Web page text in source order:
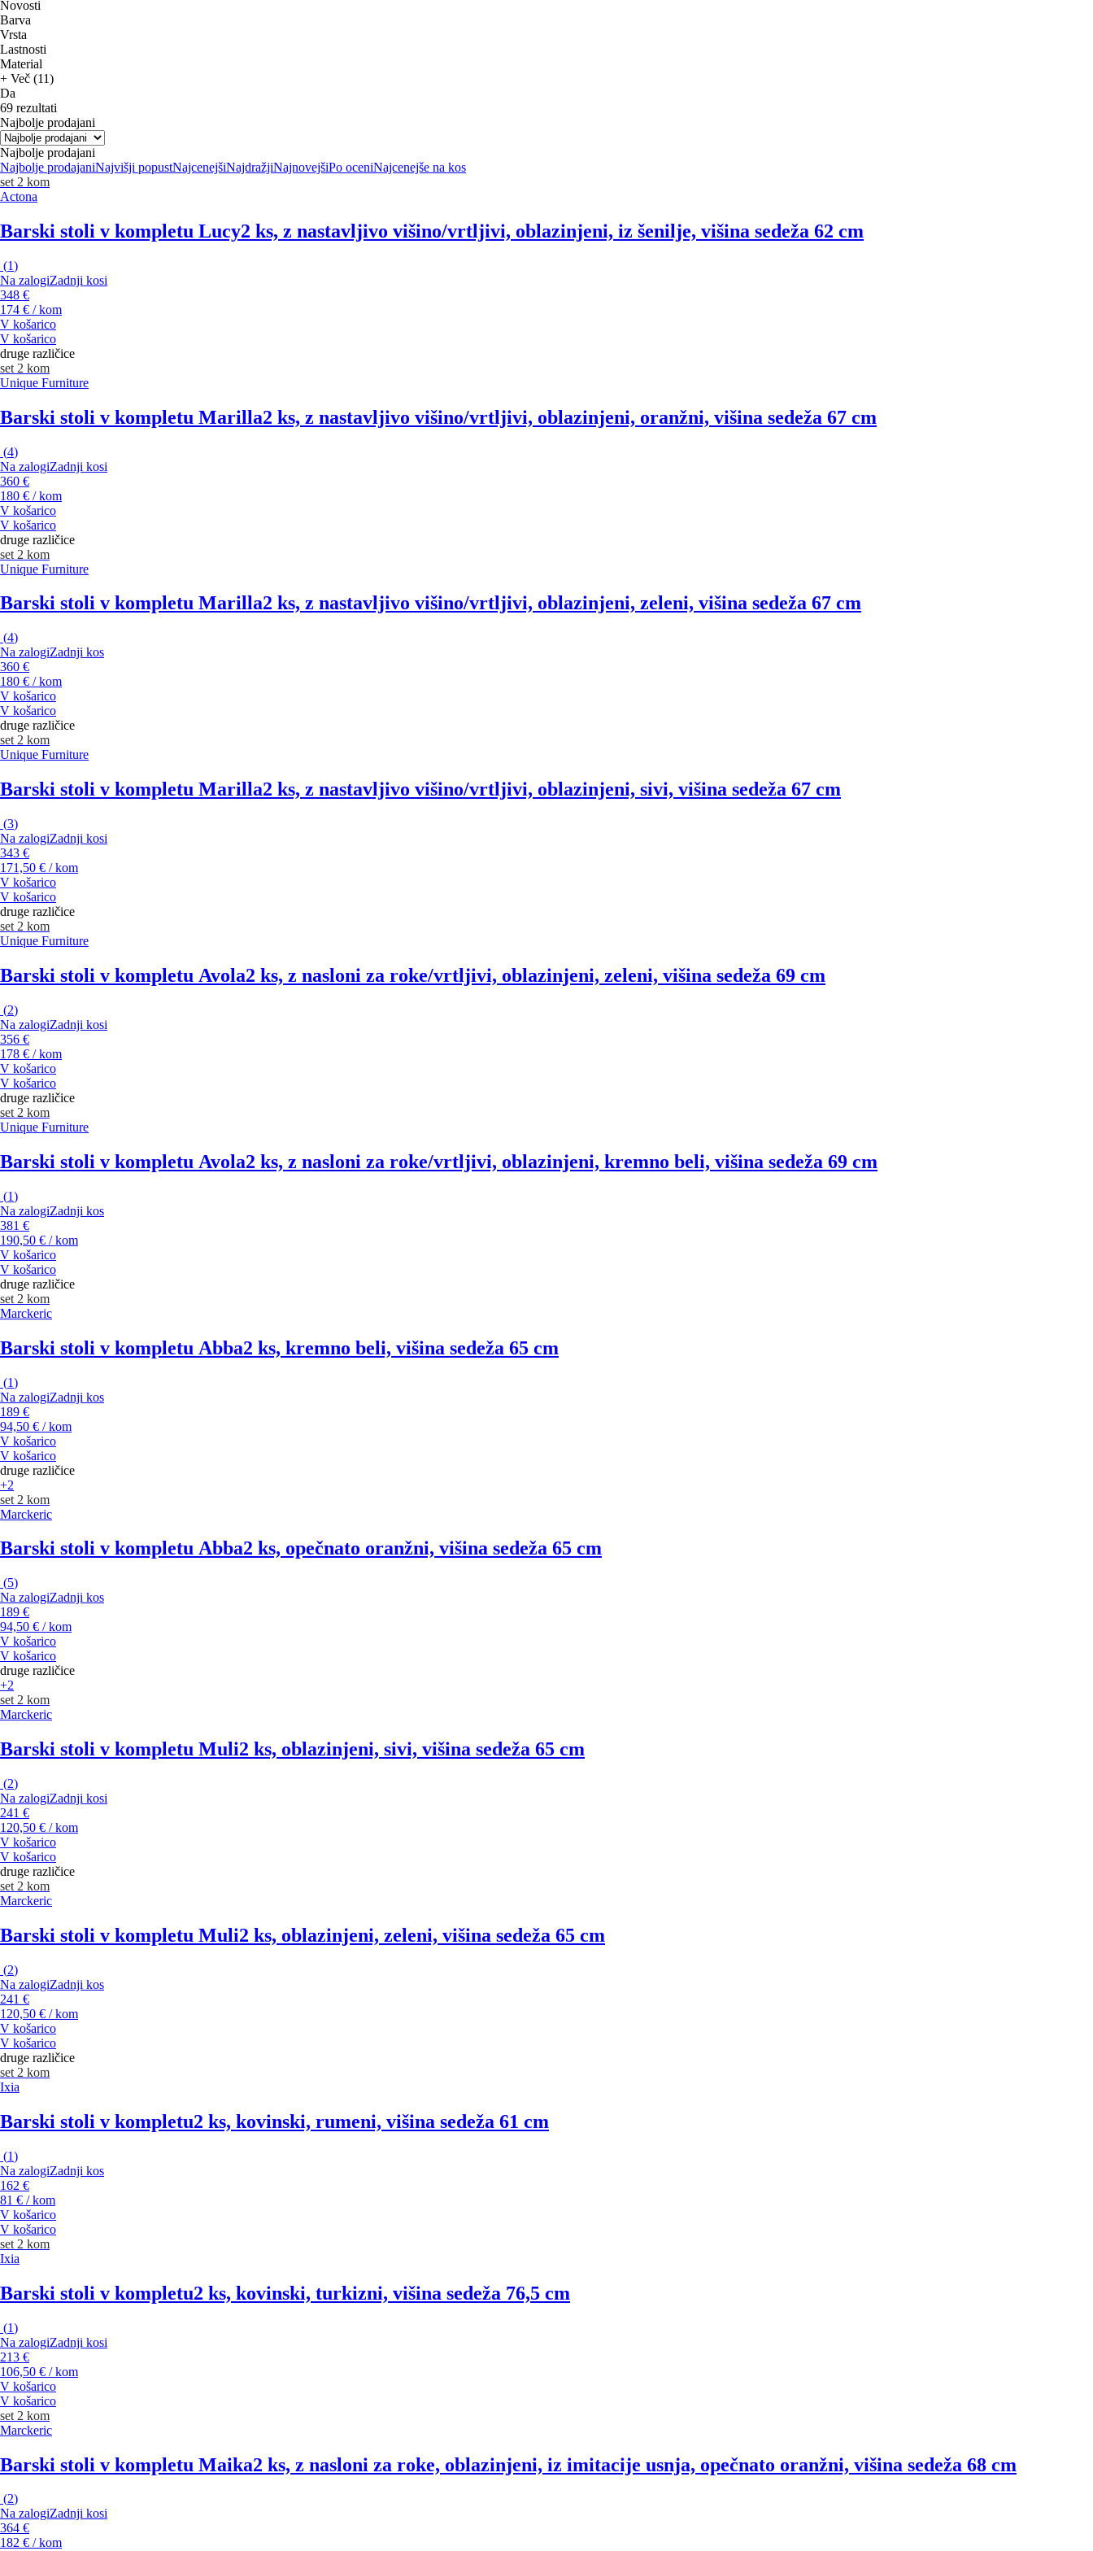
Novosti
Barva
Vrsta
Lastnosti
Material
+ Več (11)
Da
69 rezultati
Najbolje prodajani
Najbolje prodajani
Najbolje prodajaniNajvišji popustNajcenejšiNajdražjiNajnovejšiPo oceniNajcenejše na kos
set 2 kom
Actona
Barski stoli v kompletu Lucy2 ks, z nastavljivo višino/vrtljivi, oblazinjeni, iz šenilje, višina sedeža 62 cm
(1)
Na zalogiZadnji kosi
348 €
174 € / kom
V košarico
V košarico
druge različice
set 2 kom
Unique Furniture
Barski stoli v kompletu Marilla2 ks, z nastavljivo višino/vrtljivi, oblazinjeni, oranžni, višina sedeža 67 cm
(4)
Na zalogiZadnji kosi
360 €
180 € / kom
V košarico
V košarico
druge različice
set 2 kom
Unique Furniture
Barski stoli v kompletu Marilla2 ks, z nastavljivo višino/vrtljivi, oblazinjeni, zeleni, višina sedeža 67 cm
(4)
Na zalogiZadnji kos
360 €
180 € / kom
V košarico
V košarico
druge različice
set 2 kom
Unique Furniture
Barski stoli v kompletu Marilla2 ks, z nastavljivo višino/vrtljivi, oblazinjeni, sivi, višina sedeža 67 cm
(3)
Na zalogiZadnji kosi
343 €
171,50 € / kom
V košarico
V košarico
druge različice
set 2 kom
Unique Furniture
Barski stoli v kompletu Avola2 ks, z nasloni za roke/vrtljivi, oblazinjeni, zeleni, višina sedeža 69 cm
(2)
Na zalogiZadnji kosi
356 €
178 € / kom
V košarico
V košarico
druge različice
set 2 kom
Unique Furniture
Barski stoli v kompletu Avola2 ks, z nasloni za roke/vrtljivi, oblazinjeni, kremno beli, višina sedeža 69 cm
(1)
Na zalogiZadnji kos
381 €
190,50 € / kom
V košarico
V košarico
druge različice
set 2 kom
Marckeric
Barski stoli v kompletu Abba2 ks, kremno beli, višina sedeža 65 cm
(1)
Na zalogiZadnji kos
189 €
94,50 € / kom
V košarico
V košarico
druge različice
+2
set 2 kom
Marckeric
Barski stoli v kompletu Abba2 ks, opečnato oranžni, višina sedeža 65 cm
(5)
Na zalogiZadnji kos
189 €
94,50 € / kom
V košarico
V košarico
druge različice
+2
set 2 kom
Marckeric
Barski stoli v kompletu Muli2 ks, oblazinjeni, sivi, višina sedeža 65 cm
(2)
Na zalogiZadnji kosi
241 €
120,50 € / kom
V košarico
V košarico
druge različice
set 2 kom
Marckeric
Barski stoli v kompletu Muli2 ks, oblazinjeni, zeleni, višina sedeža 65 cm
(2)
Na zalogiZadnji kos
241 €
120,50 € / kom
V košarico
V košarico
druge različice
set 2 kom
Ixia
Barski stoli v kompletu2 ks, kovinski, rumeni, višina sedeža 61 cm
(1)
Na zalogiZadnji kos
162 €
81 € / kom
V košarico
V košarico
set 2 kom
Ixia
Barski stoli v kompletu2 ks, kovinski, turkizni, višina sedeža 76,5 cm
(1)
Na zalogiZadnji kosi
213 €
106,50 € / kom
V košarico
V košarico
set 2 kom
Marckeric
Barski stoli v kompletu Maika2 ks, z nasloni za roke, oblazinjeni, iz imitacije usnja, opečnato oranžni, višina sedeža 68 cm
(2)
Na zalogiZadnji kosi
364 €
182 € / kom